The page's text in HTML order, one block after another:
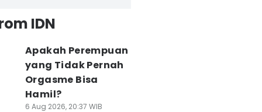
IDN
Apakah Perempuan
yang Tidak Pernah
Orgasme Bisa
Hamil?
6 Aug 2026, 20:37 WIB